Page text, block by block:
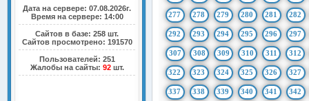
Дата на сервере: 07.08.2026г.
Время на сервере: 14:00
Сайтов в базе: 258 шт.
Сайтов просмотрено: 191570
Пользователей: 251
Жалобы на сайты: 92шт.
277 278 279 280 281 282
292 293 294 295 296 297
307 308 309 310 311 312
322 323 324 325 326 327
337 338 339 340 341 342